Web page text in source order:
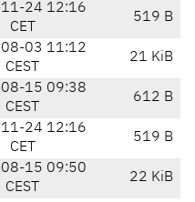
24 12:16
CET
519 B
03 11:12
CEST
21 KiB
15 09:38
CEST
612 B
24 12:16
CET
519 B
15 09:50
CEST
22 KiB